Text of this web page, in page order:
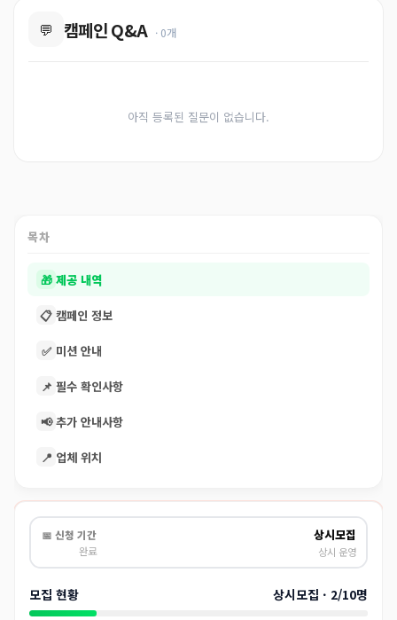
💬 캠페인 Q&A · 0개
아직 등록된 질문이 없습니다.
목차
🎁 제공 내역
📋 캠페인 정보
✅ 미션 안내
📌 필수 확인사항
📢 추가 안내사항
📍 업체 위치
📅 신청 기간
완료
상시모집
상시 운영
모집 현황 상시모집 · 2/10명